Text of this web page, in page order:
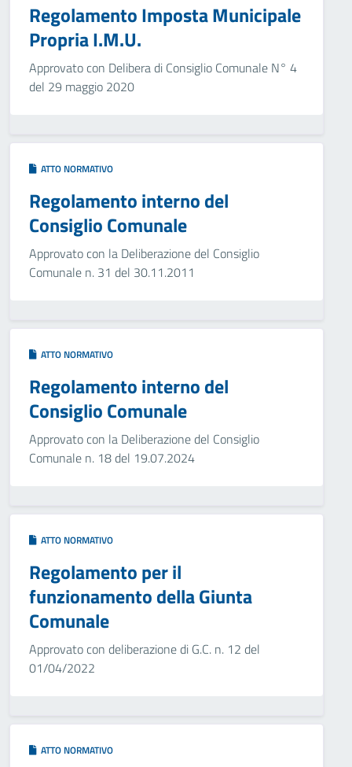
Regolamento Imposta Municipale
Propria I.M.U.
Approvato con Delibera di Consiglio Comunale N° 4
del 29 maggio 2020
ATTO NORMATIVO
Regolamento interno del
Consiglio Comunale
Approvato con la Deliberazione del Consiglio
Comunale n. 31 del 30.11.2011
ATTO NORMATIVO
Regolamento interno del
Consiglio Comunale
Approvato con la Deliberazione del Consiglio
Comunale n. 18 del 19.07.2024
ATTO NORMATIVO
Regolamento per il
funzionamento della Giunta
Comunale
Approvato con deliberazione di G.C. n. 12 del
01/04/2022
ATTO NORMATIVO